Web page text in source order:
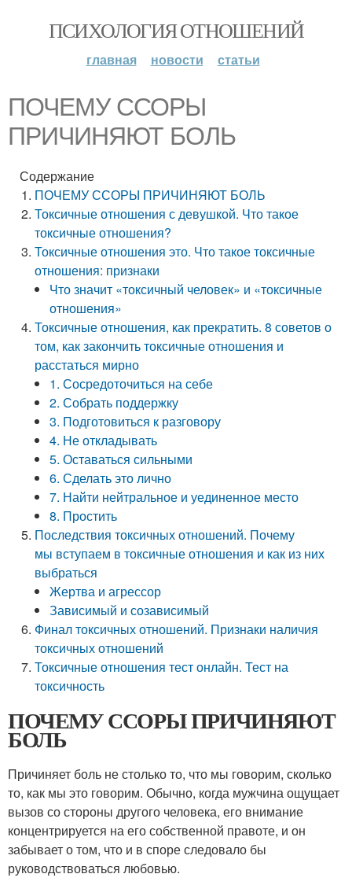
ПСИХОЛОГИЯ ОТНОШЕНИЙ
главная новости статьи
ПОЧЕМУ ССОРЫ
ПРИЧИНЯЮТ БОЛЬ
Содержание
ПОЧЕМУ ССОРЫ ПРИЧИНЯЮТ БОЛЬ
Токсичные отношения с девушкой. Что такое
токсичные отношения?
Токсичные отношения это. Что такое токсичные
отношения: признаки
Что значит «токсичный человек» и «токсичные
отношения»
Токсичные отношения, как прекратить. 8 советов о
том, как закончить токсичные отношения и
расстаться мирно
1. Сосредоточиться на себе
2. Собрать поддержку
3. Подготовиться к разговору
4. Не откладывать
5. Оставаться сильными
6. Сделать это лично
7. Найти нейтральное и уединенное место
8. Простить
Последствия токсичных отношений. Почему
мы вступаем в токсичные отношения и как из них
выбраться
Жертва и агрессор
Зависимый и созависимый
Финал токсичных отношений. Признаки наличия
токсичных отношений
Токсичные отношения тест онлайн. Тест на
токсичность
ПОЧЕМУ ССОРЫ ПРИЧИНЯЮТ
БОЛЬ
Причиняет боль не столько то, что мы говорим, сколько
то, как мы это говорим. Обычно, когда мужчина ощущает
вызов со стороны другого человека, его внимание
концентрируется на его собственной правоте, и он
забывает о том, что и в споре следовало бы
руководствоваться любовью.